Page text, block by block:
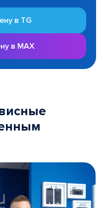
в TG
в MAX